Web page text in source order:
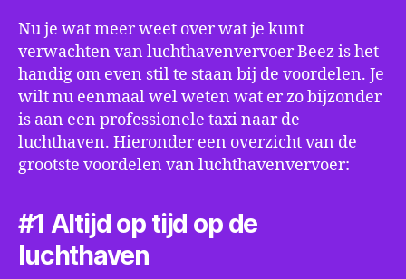
Nu je wat meer weet over wat je kunt
verwachten van luchthavenvervoer Beez is het
handig om even stil te staan bij de voordelen. Je
wilt nu eenmaal wel weten wat er zo bijzonder
is aan een professionele taxi naar de
luchthaven. Hieronder een overzicht van de
grootste voordelen van luchthavenvervoer:
#1 Altijd op tijd op de
luchthaven